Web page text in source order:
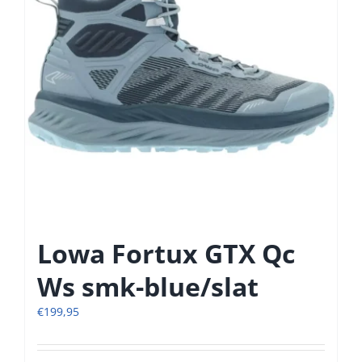
gekozen
worden
op
de
productpagina
Lowa Fortux GTX Qc
Ws smk-blue/slat
€199,95